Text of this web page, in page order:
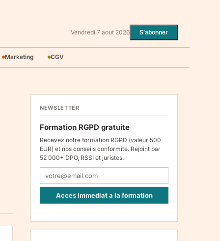
Vendredi 7 aout 2026 S'abonner
Marketing CGV
NEWSLETTER
Formation RGPD gratuite
Recevez notre formation RGPD (valeur 500
EUR) et nos conseils conformite. Rejoint par
52 000+ DPO, RSSI et juristes.
Acces immediat a la formation
1107, Vilnius, LT-05120, Lituanie. Finalite :
inscription a la newsletter et reception de nos